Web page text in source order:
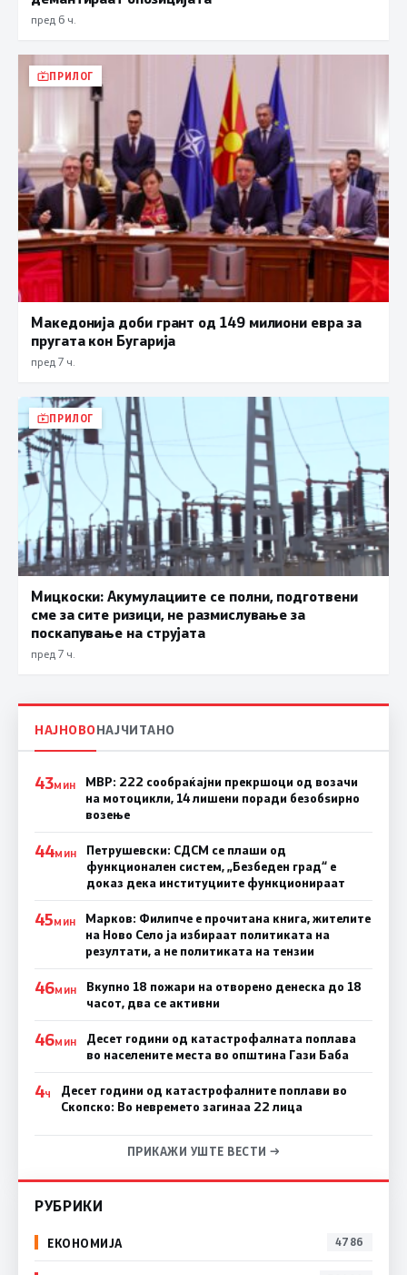
пред 6 ч.
ПРИЛОГ
Македонија доби грант од 149 милиони евра за
пругата кон Бугарија
пред 7 ч.
ПРИЛОГ
Мицкоски: Акумулациите се полни, подготвени
сме за сите ризици, не размислување за
поскапување на струјата
пред 7 ч.
НАЈНОВОНАЈЧИТАНО
43МИН
МВР: 222 сообраќајни прекршоци од возачи
на мотоцикли, 14 лишени поради безобѕирно
возење
44МИН
Петрушевски: СДСМ се плаши од
функционален систем, „Безбеден град“ е
доказ дека институциите функционираат
45МИН
Марков: Филипче е прочитана книга, жителите
на Ново Село ја избираат политиката на
резултати, а не политиката на тензии
46МИН
Вкупно 18 пожари на отворено денеска до 18
часот, два се активни
46МИН
Десет години од катастрофалната поплава
во населените места во општина Гази Баба
4Ч
Десет години од катастрофалните поплави во
Скопско: Во невремето загинаа 22 лица
ПРИКАЖИ УШТЕ ВЕСТИ →
РУБРИКИ
ЕКОНОМИЈА 4786